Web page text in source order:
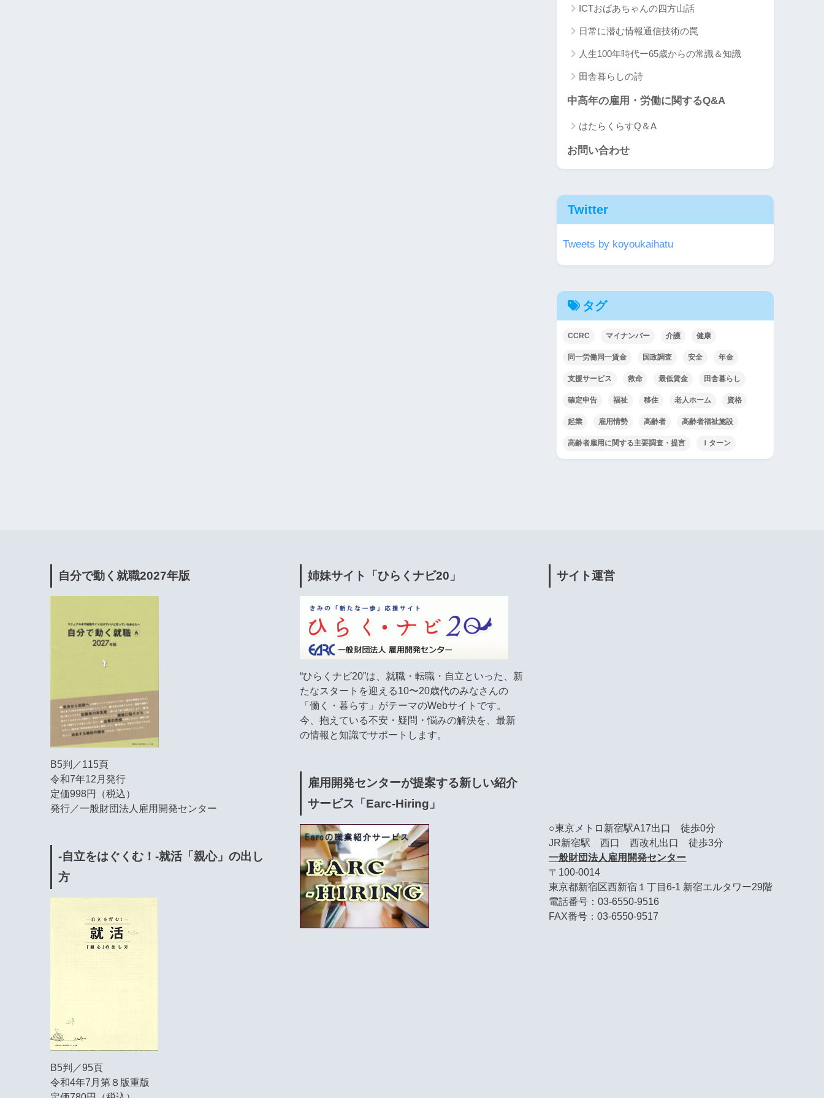
ICTおばあちゃんの四方山話
日常に潜む情報通信技術の罠
人生100年時代ー65歳からの常識＆知識
田舎暮らしの詩
中高年の雇用・労働に関するQ&A
はたらくらすQ＆A
お問い合わせ
Twitter
Tweets by koyoukaihatu
タグ
CCRC マイナンバー 介護 健康
同一労働同一賃金 国政調査 安全 年金
支援サービス 救命 最低賃金 田舎暮らし
確定申告 福祉 移住 老人ホーム 資格
起業 雇用情勢 高齢者 高齢者福祉施設
高齢者雇用に関する主要調査・提言 Ｉターン
自分で動く就職2027年版
B5判／115頁
令和7年12月発行
定価998円（税込）
発行／一般財団法人雇用開発センター
-自立をはぐくむ！-就活「親心」の出し
方
B5判／95頁
令和4年7月第８版重版
姉妹サイト「ひらくナビ20」
“ひらくナビ20”は、就職・転職・自立といった、新
たなスタートを迎える10〜20歳代のみなさんの
「働く・暮らす」がテーマのWebサイトです。
今、抱えている不安・疑問・悩みの解決を、最新
の情報と知識でサポートします。
雇用開発センターが提案する新しい紹介
サービス「Earc-Hiring」
サイト運営
○東京メトロ新宿駅A17出口 徒歩0分
JR新宿駅 西口 西改札出口 徒歩3分
一般財団法人雇用開発センター
〒100-0014
東京都新宿区西新宿１丁目6-1 新宿エルタワー29階
電話番号：03-6550-9516
FAX番号：03-6550-9517